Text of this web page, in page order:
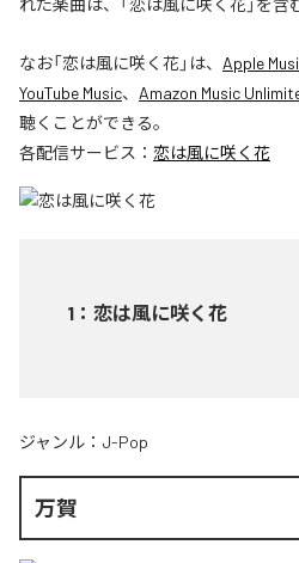
なお「恋は風に咲く花」は、 Apple
YouTube Music、 Amazon Music
聴くことができる。
各配信サービス： 恋は風に咲く花
1 ： 恋は風に咲く花
ジャンル： J-Pop
万賀